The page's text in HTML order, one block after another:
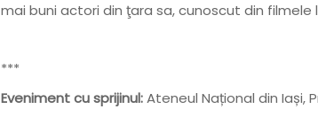
mai buni actori din ţara sa, cunoscut din filmele
***
Eveniment cu sprijinul:Ateneul Național din Iași,